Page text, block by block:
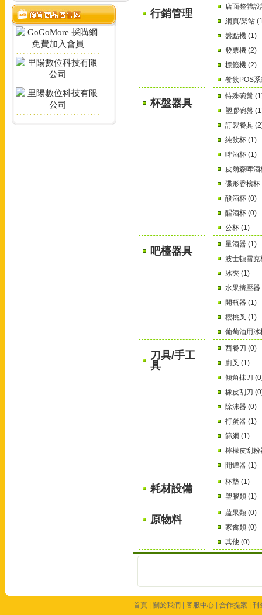
行銷管理
店面整體設
網頁/架站
盤點機 (1)
發票機 (2)
標籤機 (2)
餐飲POS
杯盤器具
特殊碗盤
塑膠碗盤
訂製餐具
純飲杯 (1)
啤酒杯 (1)
皮爾森啤酒
碟形香檳杯
酸酒杯 (0)
醒酒杯 (0)
公杯 (1)
吧檯器具
量酒器 (1)
波士頓雪克
冰夾 (1)
水果擠壓器
開瓶器 (1)
櫻桃叉 (1)
葡萄酒用冰
刀具/手工
具
西餐刀 (0)
廚叉 (1)
傾角抹刀
橡皮刮刀
除沫器 (0)
打蛋器 (1)
篩網 (1)
檸檬皮刮粉
開罐器 (1)
耗材設備
杯墊 (1)
塑膠類 (1)
原物料
蔬果類 (0)
家禽類 (0)
其他 (0)
首頁 關於我們 客服中心 合作提案 刊